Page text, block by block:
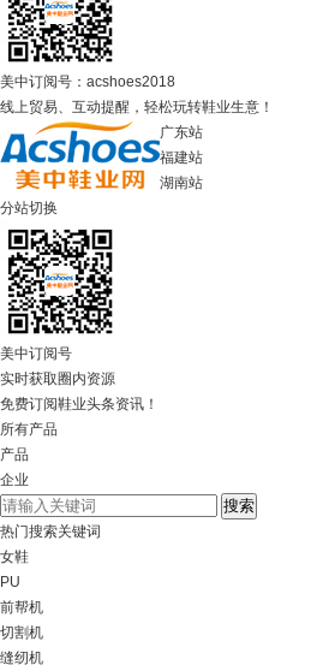
美中订阅号：acshoes2018
线上贸易、互动提醒，轻松玩转鞋业生意！
广东站
福建站
湖南站
分站切换
美中订阅号
实时获取圈内资源
免费订阅鞋业头条资讯！
所有产品
产品
企业
热门搜索关键词
女鞋
PU
前帮机
切割机
缝纫机